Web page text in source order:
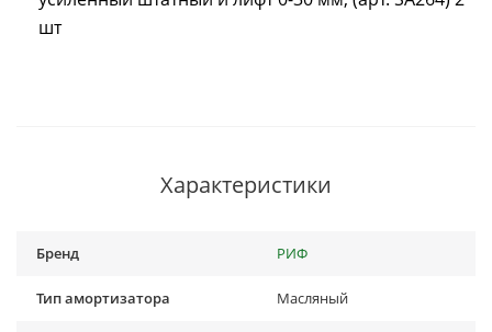
шт
Характеристики
Бренд РИФ
Тип амортизатора Масляный